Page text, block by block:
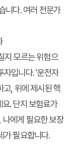
니다. 여러 전문가
지 모르는 위험으
자입니다. '운전자
고, 위에 제시된 핵
. 단지 보험료가
에게 필요한 보장
가 필요합니다.